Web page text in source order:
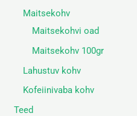
Maitsekohv
Maitsekohvi oad
Maitsekohv 100gr
Lahustuv kohv
Kofeiinivaba kohv
Teed